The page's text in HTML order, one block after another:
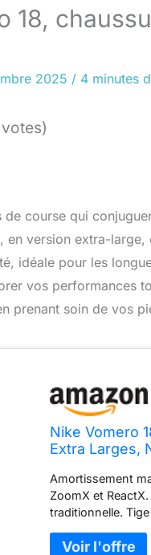
18,
2025 / 4 minutes
de course qui
en version extra-
idéale pour les
vos performances
prenant soin de vos
Nike Vomero
Extra Larges,
Amortissement
ZoomX et
traditionnelle.
déroulement en